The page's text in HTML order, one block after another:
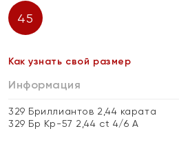
45
Как узнать свой размер
Информация
329 Бриллиантов 2,44 карата
329 Бр Кр-57 2,44 ct 4/6 А